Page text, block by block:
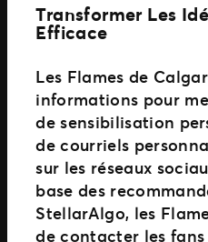
Transformer Les
Efficace
Les Flames de
informations pour
de sensibilisation
de courriels
sur les réseaux
base des
StellarAlgo, les
de contacter les fans